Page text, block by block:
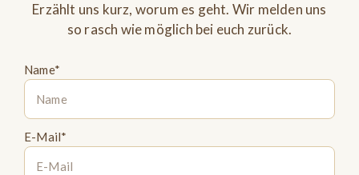
Erzählt uns kurz, worum es geht. Wir melden uns
so rasch wie möglich bei euch zurück.
Name*
E-Mail*